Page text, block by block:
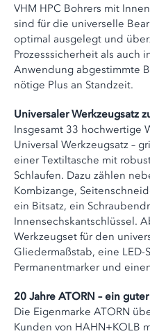
VHM HPC Bohrers mit
sind für die universelle
optimal ausgelegt und
Prozesssicherheit als auch
Anwendung abgestimmte
nötige Plus an Standzeit.
Universaler Werkzeugsatz
Insgesamt 33 hochwertige
Universal Werkzeugsatz –
einer Textiltasche mit
Schlaufen. Dazu zählen
Kombizange,
ein Bitsatz, ein
Innensechskantschlüssel.
Werkzeugset für den
Gliedermaßstab, eine LED-
Permanentmarker und
20 Jahre ATORN – ein
Die Eigenmarke ATORN
Kunden von HAHN+KOLB